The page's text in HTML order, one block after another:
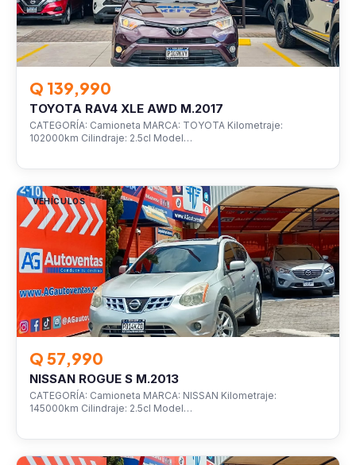
Q 139,990
TOYOTA RAV4 XLE AWD M.2017
CATEGORÍA: Camioneta MARCA: TOYOTA Kilometraje:
102000km Cilindraje: 2.5cl Model…
VEHÍCULOS
Q 57,990
NISSAN ROGUE S M.2013
CATEGORÍA: Camioneta MARCA: NISSAN Kilometraje:
145000km Cilindraje: 2.5cl Model…